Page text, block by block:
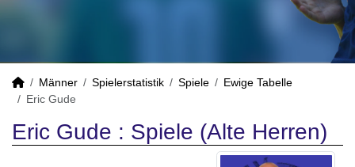
Männer Spielerstatistik Spiele
Ewige Tabelle
Eric Gude
Eric Gude : Spiele (Alte Herren)